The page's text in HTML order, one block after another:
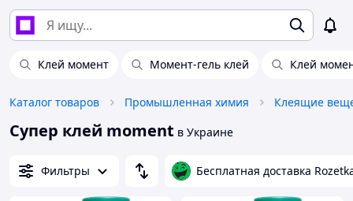
Клей момент Момент-гель клей Клей
Каталог товаров Промышленная химия Клеящие
Супер клей moment в Украине
Фильтры Бесплатная доставка